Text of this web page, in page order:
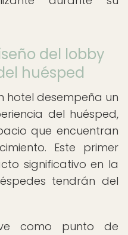
del lobby
huésped
hotel desempeña un
del huésped,
que encuentran
Este primer
significativo en la
tendrán del
como punto de